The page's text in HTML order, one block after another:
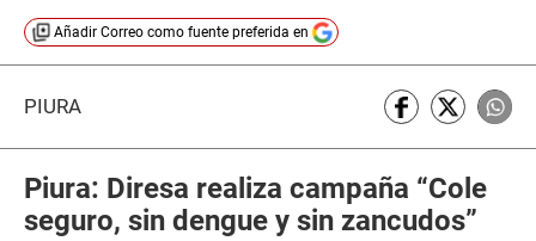
Añadir Correo como fuente preferida en
PIURA
Piura: Diresa realiza campaña “Cole
seguro, sin dengue y sin zancudos”